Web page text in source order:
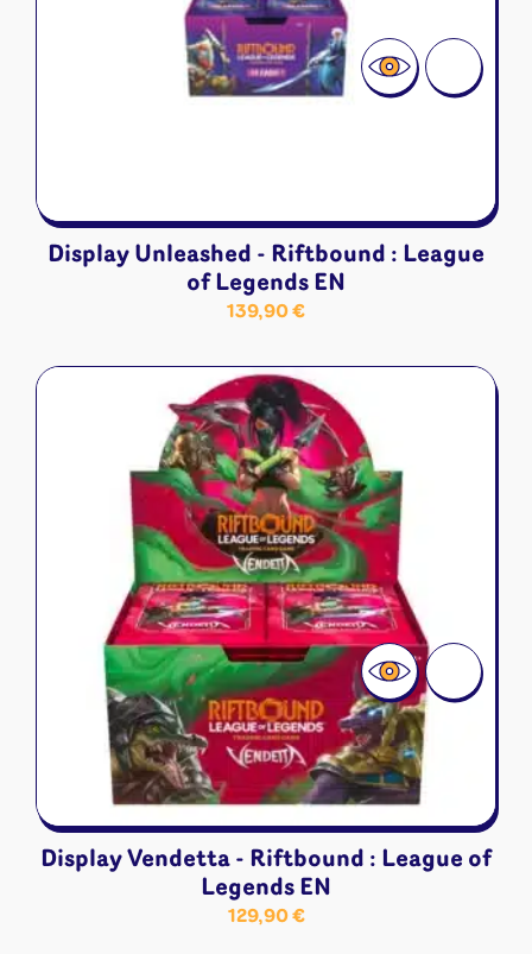
Display Unleashed - Riftbound : League
of Legends EN
139,90€
Display Vendetta - Riftbound : League of
Legends EN
129,90€